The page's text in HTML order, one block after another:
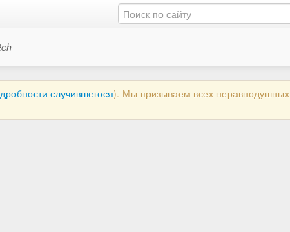
случившегося). Мы призываем всех неравнодушных